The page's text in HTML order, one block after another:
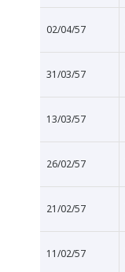
02/04/57
31/03/57
13/03/57
26/02/57
21/02/57
11/02/57